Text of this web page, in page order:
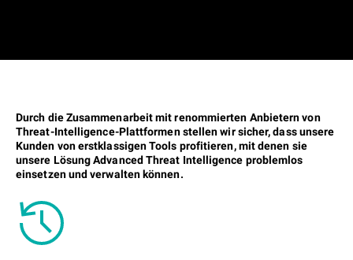
Durch die Zusammenarbeit mit renommierten Anbietern von
Threat-Intelligence-Plattformen stellen wir sicher, dass unsere
Kunden von erstklassigen Tools profitieren, mit denen sie
unsere Lösung Advanced Threat Intelligence problemlos
einsetzen und verwalten können.